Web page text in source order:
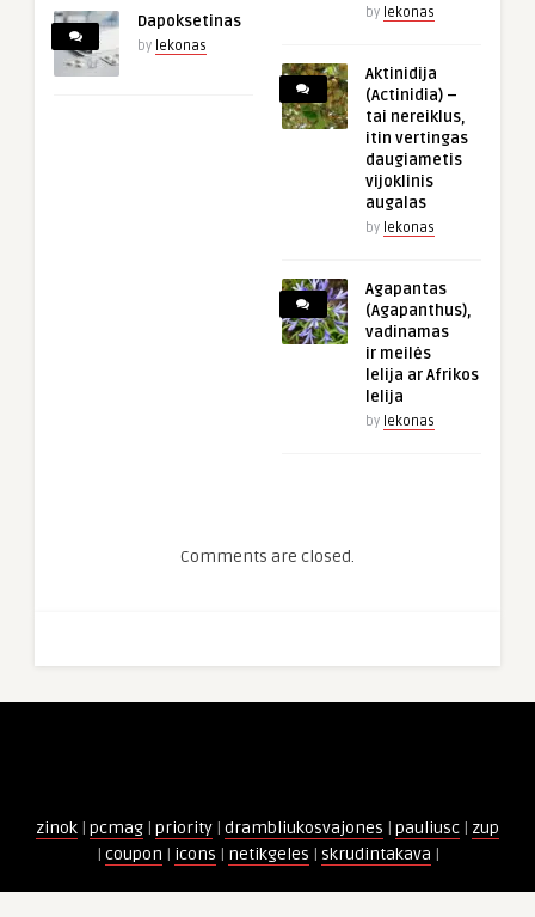
Dapoksetinas
by lekonas
by lekonas
Aktinidija
(Actinidia) –
tai nereiklus,
itin vertingas
daugiametis
vijoklinis
augalas
by lekonas
Agapantas
(Agapanthus),
vadinamas
ir meilės
lelija ar Afrikos
lelija
by lekonas
Comments are closed.
zinok | pcmag | priority | drambliukosvajones | pauliusc | zup
| coupon | icons | netikgeles | skrudintakava |